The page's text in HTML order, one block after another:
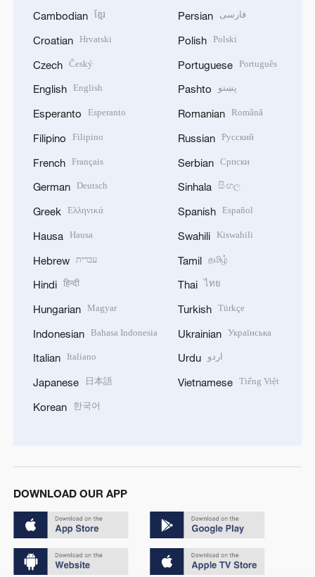
Cambodian ខ្មែរ
Croatian Hrvatski
Czech Český
English English
Esperanto Esperanto
Filipino Filipino
French Français
German Deutsch
Greek Ελληνικά
Hausa Hausa
Hebrew עברית
Hindi हिन्दी
Hungarian Magyar
Indonesian Bahasa Indonesia
Italian Italiano
Japanese 日本語
Korean 한국어
Persian فارسی
Polish Polski
Portuguese Português
Pashto پښتو
Romanian Română
Russian Русский
Serbian Српски
Sinhala සිංහල
Spanish Español
Swahili Kiswahili
Tamil தமிழ்
Thai ไทย
Turkish Türkçe
Ukrainian Українська
Urdu اردو
Vietnamese Tiếng Việt
DOWNLOAD OUR APP